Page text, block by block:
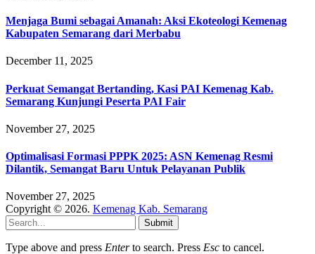
Menjaga Bumi sebagai Amanah: Aksi Ekoteologi Kemenag
Kabupaten Semarang dari Merbabu
December 11, 2025
Perkuat Semangat Bertanding, Kasi PAI Kemenag Kab.
Semarang Kunjungi Peserta PAI Fair
November 27, 2025
Optimalisasi Formasi PPPK 2025: ASN Kemenag Resmi
Dilantik, Semangat Baru Untuk Pelayanan Publik
November 27, 2025
Copyright © 2026. Kemenag Kab. Semarang
Submit
Type above and press Enterto search. Press Esc to cancel.